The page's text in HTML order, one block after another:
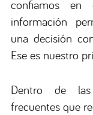
confiamos en
información
una decisión
Ese es nuestro
Dentro de
frecuentes que